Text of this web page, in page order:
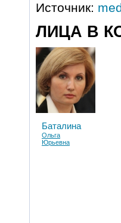
Источник:
ЛИЦА В
Баталина
Ольга
Юрьевна